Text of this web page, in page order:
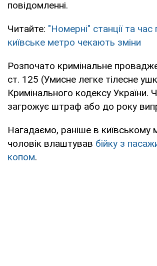
повідомленні.
Читайте: "Номерні" станції та час
київське метро чекають зміни
Розпочато кримінальне
ст. 125 (Умисне легке тілесне
Кримінального кодексу України.
загрожує штраф або до року
Нагадаємо, раніше в київському
чоловік влаштував бійку з
копом.